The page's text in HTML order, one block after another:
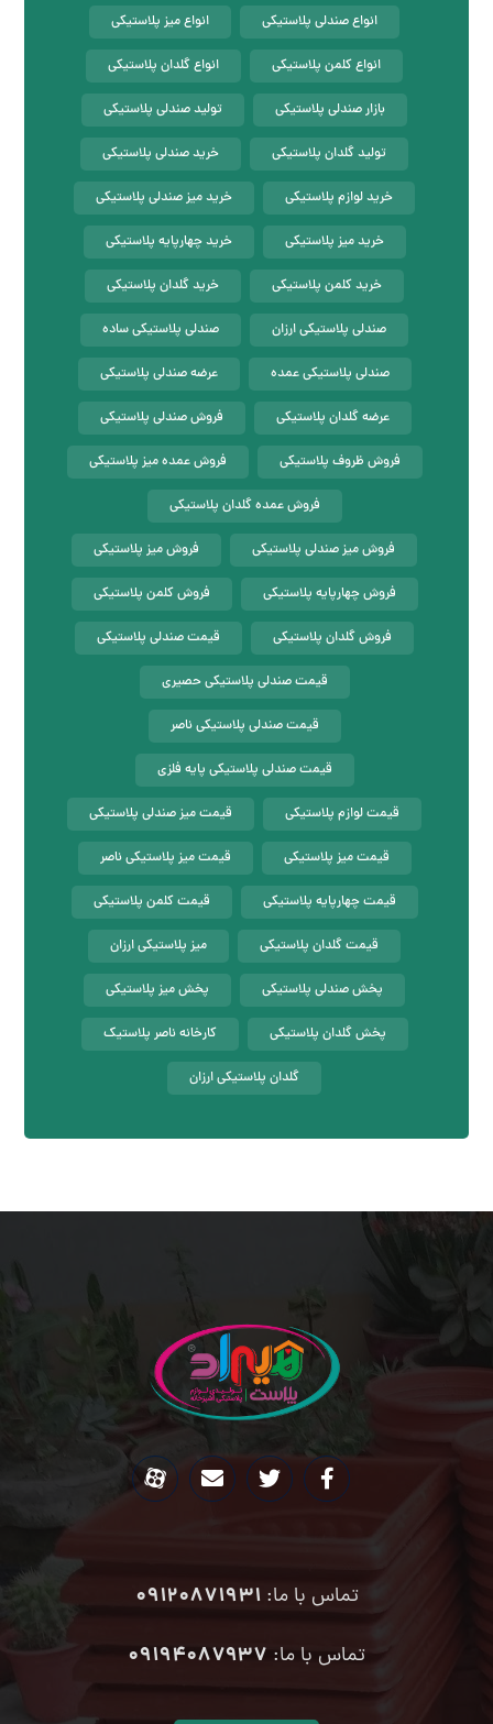
انواع صندلی پلاستیکی انواع میز پلاستیکی
انواع کلمن پلاستیکی انواع گلدان پلاستیکی
بازار صندلی پلاستیکی تولید صندلی پلاستیکی
تولید گلدان پلاستیکی خرید صندلی پلاستیکی
خرید لوازم پلاستیکی خرید میز صندلی پلاستیکی
خرید میز پلاستیکی خرید چهارپایه پلاستیکی
خرید کلمن پلاستیکی خرید گلدان پلاستیکی
صندلی پلاستیکی ارزان صندلی پلاستیکی ساده
صندلی پلاستیکی عمده عرضه صندلی پلاستیکی
عرضه گلدان پلاستیکی فروش صندلی پلاستیکی
فروش ظروف پلاستیکی فروش عمده میز پلاستیکی
فروش عمده گلدان پلاستیکی
فروش میز صندلی پلاستیکی فروش میز پلاستیکی
فروش چهارپایه پلاستیکی فروش کلمن پلاستیکی
فروش گلدان پلاستیکی قیمت صندلی پلاستیکی
قیمت صندلی پلاستیکی حصیری
قیمت صندلی پلاستیکی ناصر
قیمت صندلی پلاستیکی پایه فلزی
قیمت لوازم پلاستیکی قیمت میز صندلی پلاستیکی
قیمت میز پلاستیکی قیمت میز پلاستیکی ناصر
قیمت چهارپایه پلاستیکی قیمت کلمن پلاستیکی
قیمت گلدان پلاستیکی میز پلاستیکی ارزان
پخش صندلی پلاستیکی پخش میز پلاستیکی
پخش گلدان پلاستیکی کارخانه ناصر پلاستیک
گلدان پلاستیکی ارزان
تماس با ما:09120871931
تماس با ما: ۰۹۱۹۴۰۸۷۹۳۷